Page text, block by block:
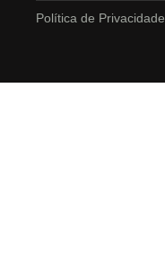
Política de Privacidade